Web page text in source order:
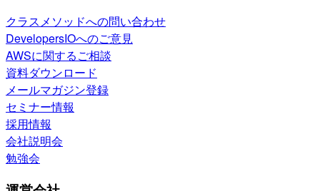
クラスメソッドへの問い合わせ
DevelopersIOへのご意見
AWSに関するご相談
資料ダウンロード
メールマガジン登録
セミナー情報
採用情報
会社説明会
勉強会